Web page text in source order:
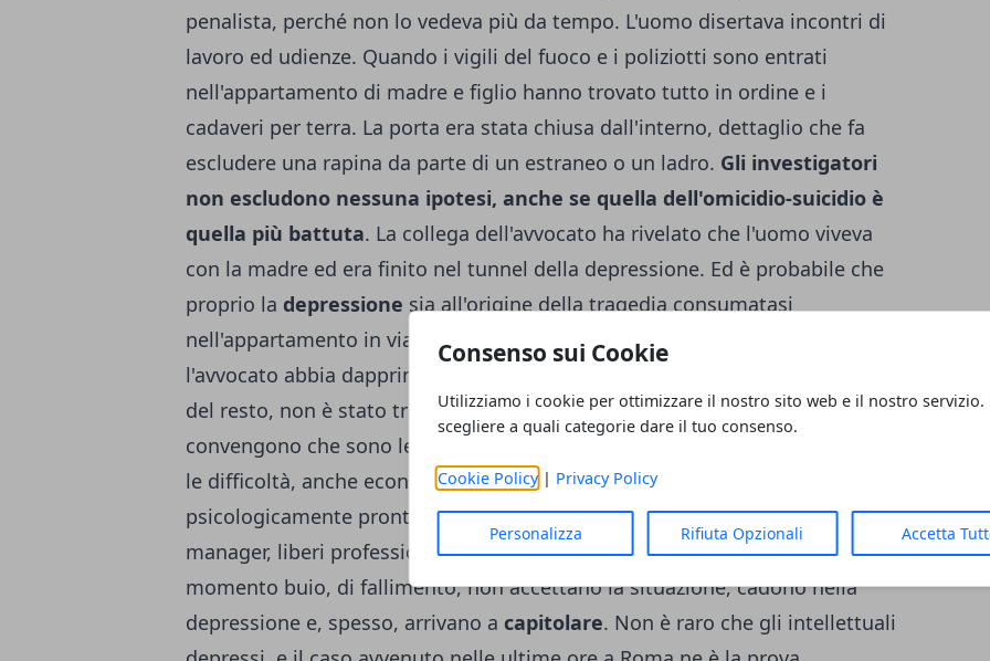
Consenso sui Cookie
Utilizziamo i cookie per ottimizzare il nostro sito web e il nostro servizio.
scegliere a quali categorie dare il tuo consenso.
Cookie Policy| Privacy Policy
Personalizza Rifiuta Opzionali Accetta
penalista, perché non lo vedeva più da tempo. L'uomo disertava incontri di
lavoro ed udienze. Quando i vigili del fuoco e i poliziotti sono entrati
nell'appartamento di madre e figlio hanno trovato tutto in ordine e i
cadaveri per terra. La porta era stata chiusa dall'interno, dettaglio che fa
escludere una rapina da parte di un estraneo o un ladro. Gli investigatori
non escludono nessuna ipotesi, anche se quella dell'omicidio-suicidio è
quella più battuta. La collega dell'avvocato ha rivelato che l'uomo viveva
con la madre ed era finito nel tunnel della depressione. Ed è probabile che
proprio la depressione sia all'origine della tragedia consumatasi
nell'appartamento in via della Giuliana. Gli inquirenti ritengono che
l'avvocato abbia dapprima freddato la madre e poi si sia suicidato. In casa,
del resto, non è stato trovato nessun segno di scasso. Gli psicologi
convengono che sono le persone più semplici quelle più capaci di superare
le difficoltà, anche economiche, e quindi le crisi. E' come se fossero
psicologicamente pronti alle insidie della vita e ad eventuali fallimenti. I
manager, liberi professionisti, intellettuali etc. invece, in caso di un
momento buio, di fallimento, non accettano la situazione, cadono nella
depressione e, spesso, arrivano a capitolare. Non è raro che gli intellettuali